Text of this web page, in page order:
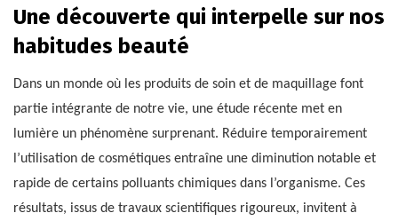
Une découverte qui interpelle sur nos
habitudes beauté
Dans un monde où les produits de soin et de maquillage font
partie intégrante de notre vie, une étude récente met en
lumière un phénomène surprenant. Réduire temporairement
l’utilisation de cosmétiques entraîne une diminution notable et
rapide de certains polluants chimiques dans l’organisme. Ces
résultats, issus de travaux scientifiques rigoureux, invitent à